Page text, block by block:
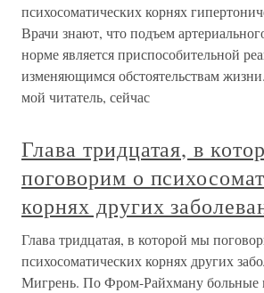
психосоматических корнях
Врачи знают, что подъем
норме является приспособительной
изменяющимся обстоятельствам
мой читатель, сейчас
Глава тридцатая, в
поговорим о
корнях других
Глава тридцатая, в которой мы
психосоматических корнях других
Мигрень. По Фром-Райхману больные